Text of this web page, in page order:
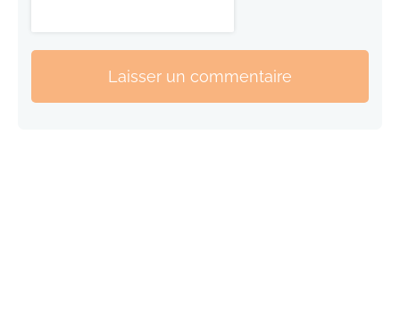
Laisser un commentaire